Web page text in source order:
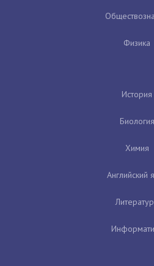
Физика
История
Биология
Химия
Английский